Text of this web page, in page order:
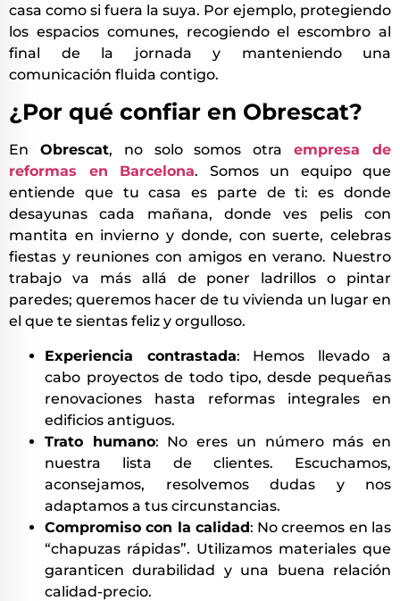
casa como si fuera la suya. Por ejemplo, protegiendo
los espacios comunes, recogiendo el escombro al
final de la jornada y manteniendo una
comunicación fluida contigo.
¿Por qué confiar en Obrescat?
En Obrescat, no solo somos otraempresa de
reformas en Barcelona. Somos un equipo que
entiende que tu casa es parte de ti: es donde
desayunas cada mañana, donde ves pelis con
mantita en invierno y donde, con suerte, celebras
fiestas y reuniones con amigos en verano. Nuestro
trabajo va más allá de poner ladrillos o pintar
paredes; queremos hacer de tu vivienda un lugar en
el que te sientas feliz y orgulloso.
Experiencia contrastada: Hemos llevado a
cabo proyectos de todo tipo, desde pequeñas
renovaciones hasta reformas integrales en
edificios antiguos.
Trato humano: No eres un número más en
nuestra lista de clientes. Escuchamos,
aconsejamos, resolvemos dudas y nos
adaptamos a tus circunstancias.
Compromiso con la calidad: No creemos en las
“chapuzas rápidas”. Utilizamos materiales que
garanticen durabilidad y una buena relación
calidad-precio.